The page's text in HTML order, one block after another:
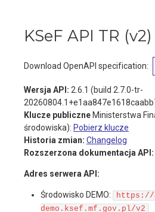
KSeF API TR (v2)
Download OpenAPI specification:
Wersja API: 2.6.1 (build 2.7.0-tr-
Klucze publiczne Ministerstwa
środowiska): Pobierz klucze
Historia zmian: Changelog
Rozszerzona dokumentacja API:
Adres serwera API:
Środowisko DEMO:
https://
demo.ksef.mf.gov.pl/v2